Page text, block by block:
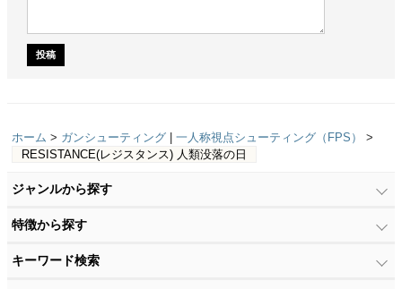
ホーム > ガンシューティング 一人称視点シューティング（FPS）
>
RESISTANCE(レジスタンス) 人類没落の日
ジャンルから探す
特徴から探す
キーワード検索